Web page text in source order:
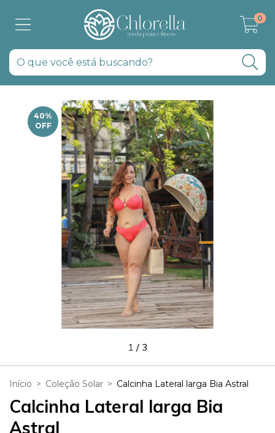
0
40%
OFF
1 / 3
Início > Coleção Solar > Calcinha Lateral larga Bia Astral
Calcinha Lateral larga Bia
Astral